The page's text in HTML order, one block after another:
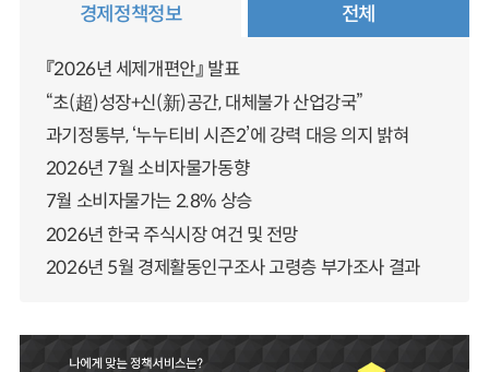
경제정책정보 전체
『2026년 세제개편안』 발표
“초(超)성장+신(新)공간, 대체불가 산업강국”
과기정통부, ‘누누티비 시즌2’에 강력 대응 의지 밝혀
2026년 7월 소비자물가동향
7월 소비자물가는 2.8% 상승
2026년 한국 주식시장 여건 및 전망
2026년 5월 경제활동인구조사 고령층 부가조사 결과